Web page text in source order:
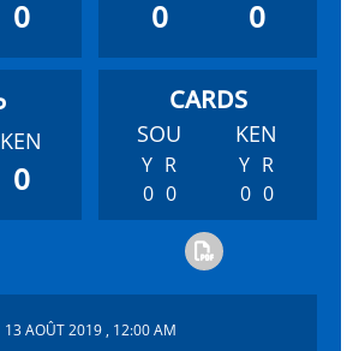
0 0 0
KEN
0
SOU KEN
Y R
0 0
Y R
0 0
13 AOÛT 2019 , 12:00 AM